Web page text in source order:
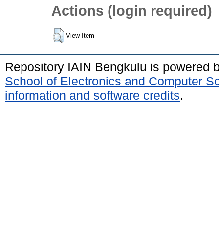
Actions (login required)
View Item
Repository IAIN Bengkulu is powered
School of Electronics and Computer
information and software credits.